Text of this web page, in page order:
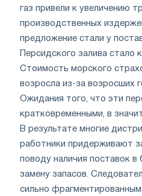
газ привели к увеличению
производственных
предложение стали у
Персидского залива стало
Стоимость морского
возросла из-за возросших
Ожидания того, что эти
кратковременными, в
В результате многие
работники придерживают
поводу наличия поставок
замену запасов.
сильно